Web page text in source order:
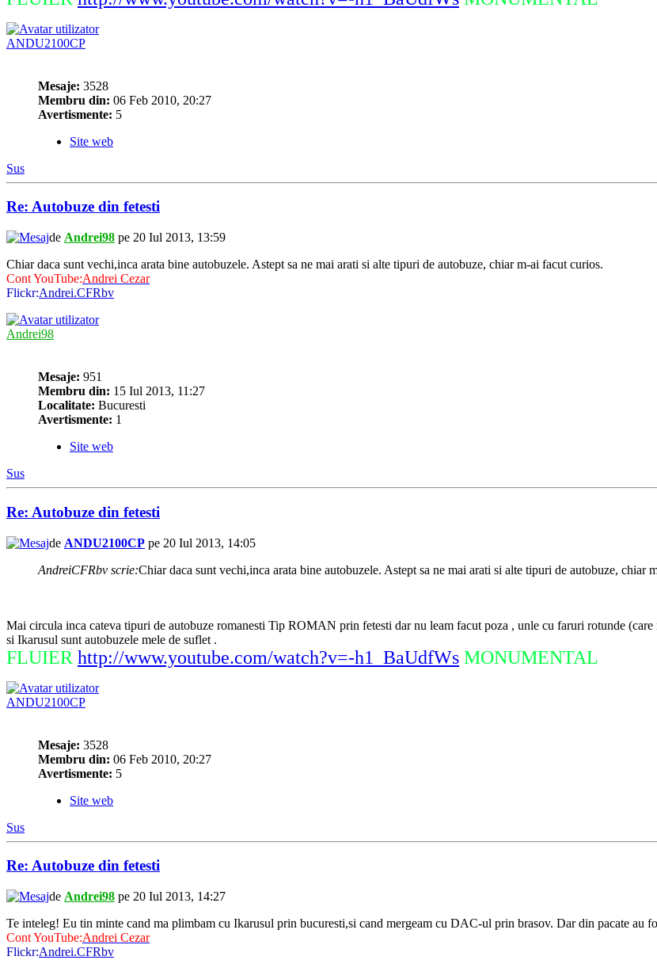
ANDU2100CP
Mesaje: 3528
Membru din: 06 Feb 2010, 20:27
Avertismente: 5
Site web
Sus
Re: Autobuze din fetesti
de Andrei98 pe 20 Iul 2013, 13:59
Chiar daca sunt vechi,inca arata bine autobuzele. Astept sa ne mai arati si alte tipuri de autobuze, chiar m-ai facut curios.
Cont YouTube:Andrei Cezar
Flickr:Andrei.CFRbv
Andrei98
Mesaje: 951
Membru din: 15 Iul 2013, 11:27
Localitate: Bucuresti
Avertismente: 1
Site web
Sus
Re: Autobuze din fetesti
de ANDU2100CP pe 20 Iul 2013, 14:05
AndreiCFRbv scrie:Chiar daca sunt vechi,inca arata bine autobuzele. Astept sa ne mai arati si alte tipuri de autobuze, chiar
Mai circula inca cateva tipuri de autobuze romanesti Tip ROMAN prin fetesti dar nu leam facut poza , unle cu faruri rotunde
si Ikarusul sunt autobuzele mele de suflet .
FLUIER http://www.youtube.com/watch?v=-h1_BaUdfWs MONUMENTAL
ANDU2100CP
Mesaje: 3528
Membru din: 06 Feb 2010, 20:27
Avertismente: 5
Site web
Sus
Re: Autobuze din fetesti
de Andrei98 pe 20 Iul 2013, 14:27
Te inteleg! Eu tin minte cand ma plimbam cu Ikarusul prin bucuresti,si cand mergeam cu DAC-ul prin brasov. Dar din pacate au
Cont YouTube:Andrei Cezar
Flickr:Andrei.CFRbv